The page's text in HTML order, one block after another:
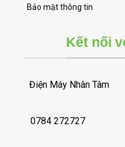
Bảo mật thông tin
Kết nối
Điện Máy Nhân Tâm
0784 272727